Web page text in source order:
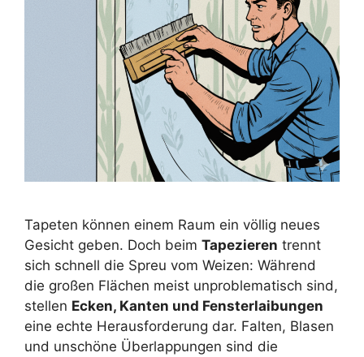
Tapeten können einem Raum ein völlig neues
Gesicht geben. Doch beim Tapezieren trennt
sich schnell die Spreu vom Weizen: Während
die großen Flächen meist unproblematisch sind,
stellen Ecken, Kanten und Fensterlaibungen
eine echte Herausforderung dar. Falten, Blasen
und unschöne Überlappungen sind die